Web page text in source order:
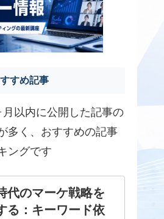
すめ記事
以内に公開した記事の
多く、おすすめの記事
ングです
代のマーケ戦略を
る：キーワード依